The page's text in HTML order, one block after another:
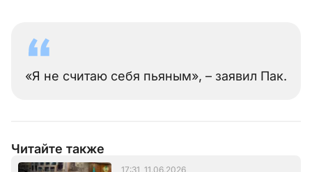
«Я не считаю себя пьяным», – заявил Пак.
Читайте также
17:31, 11.06.2026